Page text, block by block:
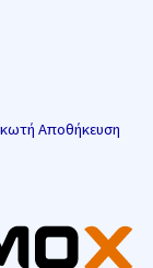
Αποθήκευση